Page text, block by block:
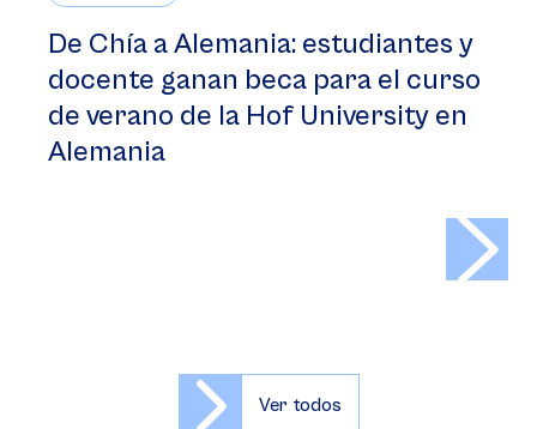
De Chía a Alemania: estudiantes y
docente ganan beca para el curso
de verano de la Hof University en
Alemania
Ver todos